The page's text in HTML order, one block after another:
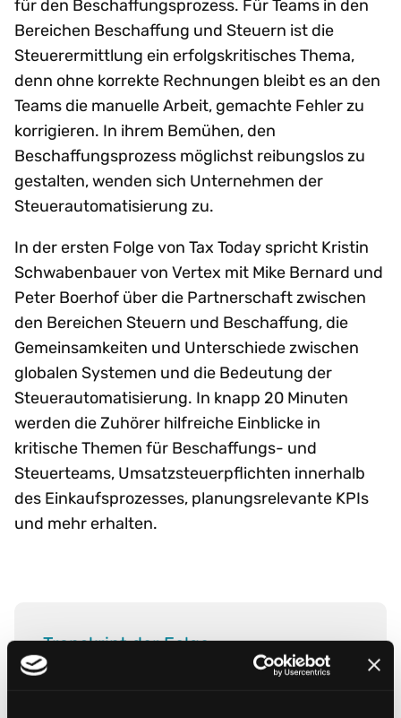
für den Beschaffungsprozess. Für Teams in den
Bereichen Beschaffung und Steuern ist die
Steuerermittlung ein erfolgskritisches Thema,
denn ohne korrekte Rechnungen bleibt es an den
Teams die manuelle Arbeit, gemachte Fehler zu
korrigieren. In ihrem Bemühen, den
Beschaffungsprozess möglichst reibungslos zu
gestalten, wenden sich Unternehmen der
Steuerautomatisierung zu.
In der ersten Folge von Tax Today spricht Kristin
Schwabenbauer von Vertex mit Mike Bernard und
Peter Boerhof über die Partnerschaft zwischen
den Bereichen Steuern und Beschaffung, die
Gemeinsamkeiten und Unterschiede zwischen
globalen Systemen und die Bedeutung der
Steuerautomatisierung. In knapp 20 Minuten
werden die Zuhörer hilfreiche Einblicke in
kritische Themen für Beschaffungs- und
Steuerteams, Umsatzsteuerpflichten innerhalb
des Einkaufsprozesses, planungsrelevante KPIs
und mehr erhalten.
Transkript der Folge